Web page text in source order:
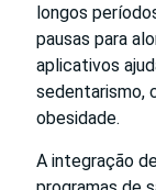
longos
pausas para
aplicativos
sedentarismo,
obesidade.
A integração